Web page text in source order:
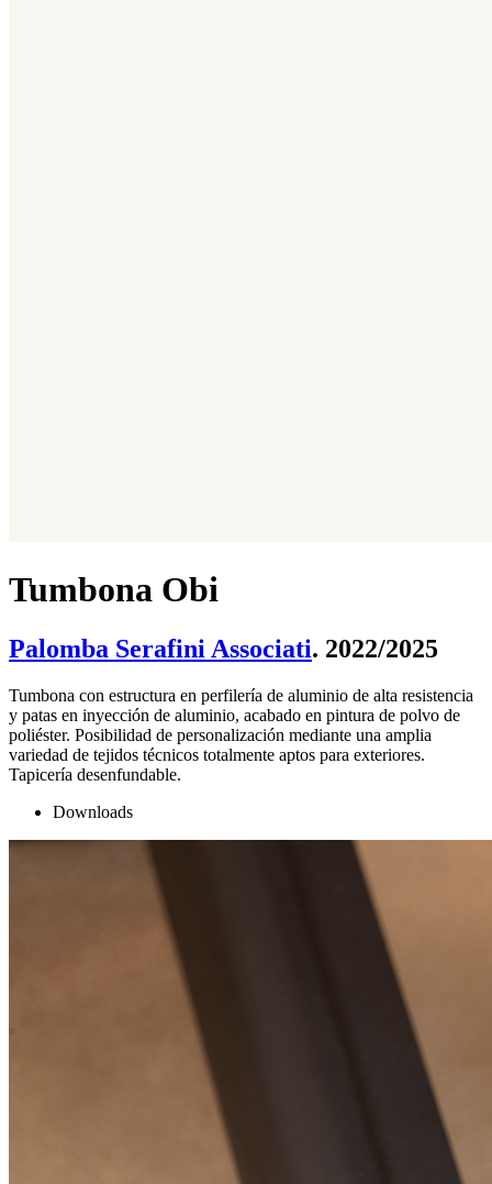
Tumbona Obi
Palomba Serafini Associati. 2022/2025
Tumbona con estructura en perfilería de aluminio de alta resistencia
y patas en inyección de aluminio, acabado en pintura de polvo de
poliéster. Posibilidad de personalización mediante una amplia
variedad de tejidos técnicos totalmente aptos para exteriores.
Tapicería desenfundable.
Downloads